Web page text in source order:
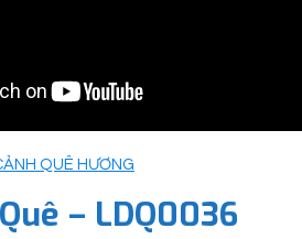
QUÊ HƯƠNG
– LDQ0036